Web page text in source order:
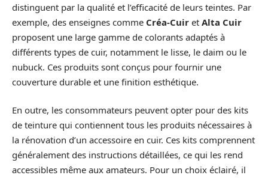
distinguent par la qualité et l’efficacité de leurs teintes. Par
exemple, des enseignes comme Créa-Cuir et Alta Cuir
proposent une large gamme de colorants adaptés à
différents types de cuir, notamment le lisse, le daim ou le
nubuck. Ces produits sont conçus pour fournir une
couverture durable et une finition esthétique.
En outre, les consommateurs peuvent opter pour des kits
de teinture qui contiennent tous les produits nécessaires à
la rénovation d’un accessoire en cuir. Ces kits comprennent
généralement des instructions détaillées, ce qui les rend
accessibles même aux amateurs. Pour un choix éclairé, il